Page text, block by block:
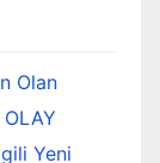
Olan
Yeni